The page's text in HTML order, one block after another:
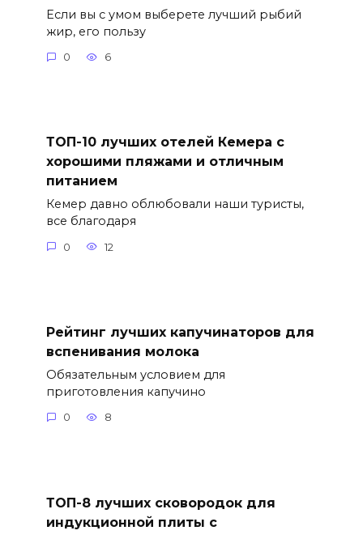
Если вы с умом выберете лучший рыбий
жир, его пользу
0 6
ТОП-10 лучших отелей Кемера с
хорошими пляжами и отличным
питанием
Кемер давно облюбовали наши туристы,
все благодаря
0 12
Рейтинг лучших капучинаторов для
вспенивания молока
Обязательным условием для
приготовления капучино
0 8
ТОП-8 лучших сковородок для
индукционной плиты с